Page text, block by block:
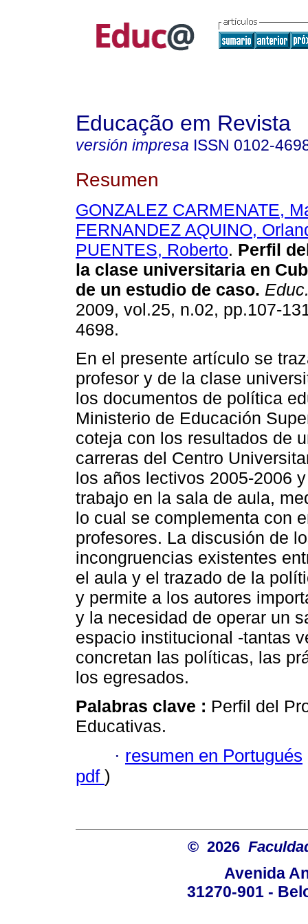
Educação em Revista
versión impresa ISSN 0102-
Resumen
GONZALEZ CARMENATE,
FERNANDEZ AQUINO,
PUENTES, Roberto. Perfil
la clase universitaria en
de un estudio de caso.
2009, vol.25, n.02, pp.107-
4698.
En el presente artículo se
profesor y de la clase
los documentos de política
Ministerio de Educación
coteja con los resultados de
carreras del Centro
los años lectivos 2005-2006
trabajo en la sala de aula,
lo cual se complementa con
profesores. La discusión de
incongruencias existentes
el aula y el trazado de la
y permite a los autores
y la necesidad de operar un
espacio institucional -tantas
concretan las políticas, las
los egresados.
Palabras clave : Perfil del
Educativas.
· resumen en Portugués
pdf )
© 2026
Avenida
31270-901 -